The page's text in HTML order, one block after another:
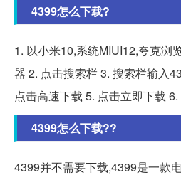
4399怎么下载?
1. 以小米10,系统MIUI12,夸克浏
器 2. 点击搜索栏 3. 搜索栏输入
点击高速下载 5. 点击立即下载 6.
4399怎么下载??
4399并不需要下载,4399是一款